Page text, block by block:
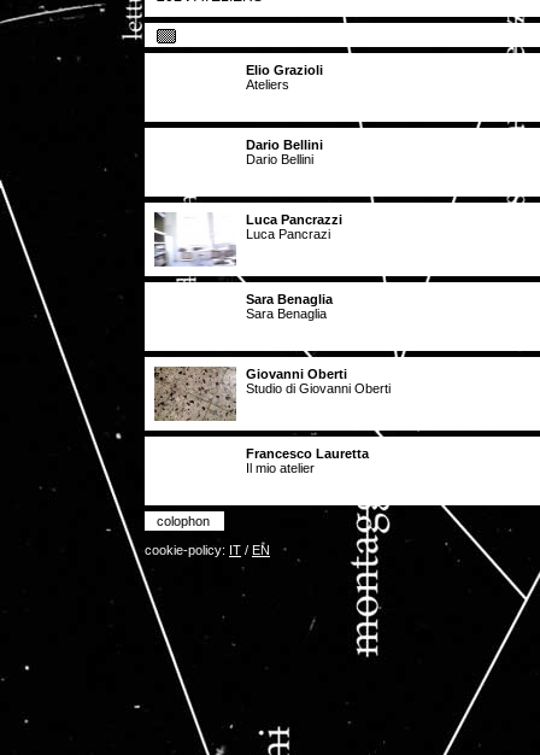
Elio Grazioli
Ateliers
Dario Bellini
Dario Bellini
Luca Pancrazzi
Luca Pancrazi
Sara Benaglia
Sara Benaglia
Giovanni Oberti
Studio di Giovanni Oberti
Francesco Lauretta
Il mio atelier
colophon
cookie-policy: IT / EN